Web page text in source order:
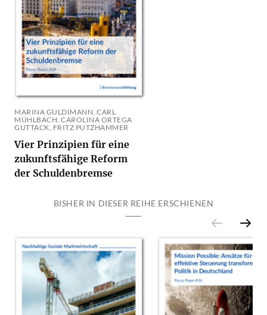
MARINA GULDIMANN, CARL
MÜHLBACH, CAROLINA ORTEGA
GUTTACK, FRITZ PUTZHAMMER
Vier Prinzipien für eine
zukunftsfähige Reform
der Schuldenbremse
BISHER IN DIESER REIHE ERSCHIENEN